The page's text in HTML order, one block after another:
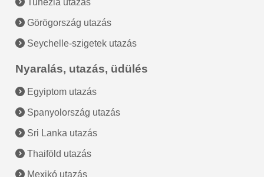
Tunézia utazás
Görögország utazás
Seychelle-szigetek utazás
Nyaralás, utazás, üdülés
Egyiptom utazás
Spanyolország utazás
Sri Lanka utazás
Thaiföld utazás
Mexikó utazás